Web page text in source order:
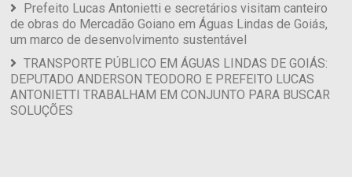
Prefeito Lucas Antonietti e secretários visitam canteiro
de obras do Mercadão Goiano em Águas Lindas de Goiás,
um marco de desenvolvimento sustentável
TRANSPORTE PÚBLICO EM ÁGUAS LINDAS DE GOIÁS:
DEPUTADO ANDERSON TEODORO E PREFEITO LUCAS
ANTONIETTI TRABALHAM EM CONJUNTO PARA BUSCAR
SOLUÇÕES